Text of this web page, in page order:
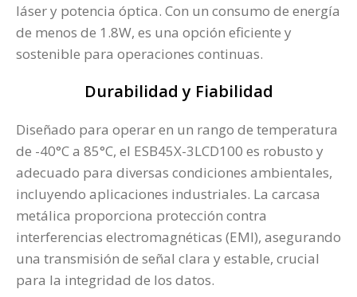
láser y potencia óptica. Con un consumo de energía
de menos de 1.8W, es una opción eficiente y
sostenible para operaciones continuas​.
Durabilidad y Fiabilidad
Diseñado para operar en un rango de temperatura
de -40°C a 85°C, el ESB45X-3LCD100 es robusto y
adecuado para diversas condiciones ambientales,
incluyendo aplicaciones industriales. La carcasa
metálica proporciona protección contra
interferencias electromagnéticas (EMI), asegurando
una transmisión de señal clara y estable, crucial
para la integridad de los datos​.